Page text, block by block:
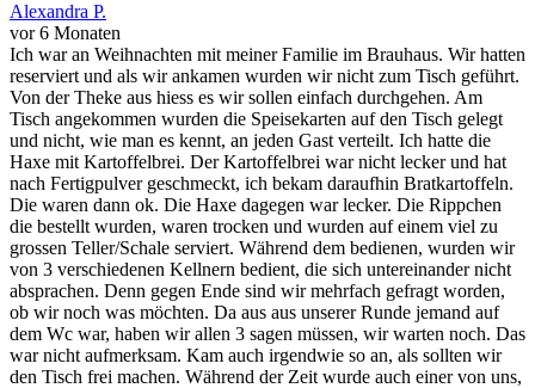
Alexandra P.
vor 6 Monaten
Ich war an Weihnachten mit meiner Familie im Brauhaus. Wir hatten
reserviert und als wir ankamen wurden wir nicht zum Tisch geführt.
Von der Theke aus hiess es wir sollen einfach durchgehen. Am
Tisch angekommen wurden die Speisekarten auf den Tisch gelegt
und nicht, wie man es kennt, an jeden Gast verteilt. Ich hatte die
Haxe mit Kartoffelbrei. Der Kartoffelbrei war nicht lecker und hat
nach Fertigpulver geschmeckt, ich bekam daraufhin Bratkartoffeln.
Die waren dann ok. Die Haxe dagegen war lecker. Die Rippchen
die bestellt wurden, waren trocken und wurden auf einem viel zu
grossen Teller/Schale serviert. Während dem bedienen, wurden wir
von 3 verschiedenen Kellnern bedient, die sich untereinander nicht
absprachen. Denn gegen Ende sind wir mehrfach gefragt worden,
ob wir noch was möchten. Da aus aus unserer Runde jemand auf
dem Wc war, haben wir allen 3 sagen müssen, wir warten noch. Das
war nicht aufmerksam. Kam auch irgendwie so an, als sollten wir
den Tisch frei machen. Während der Zeit wurde auch einer von uns,